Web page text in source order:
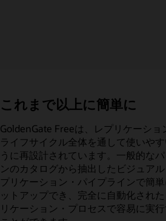
これまで以上に簡単に
GoldenGate Freeは、レプリケーショ
ライフサイクル全体を通して使いやす
うに再設計されています。一般的な
ンのカタログから抽出したビジュア
プリケーション・パイプラインで簡
ットアップでき、完全に自動化された
リケーション・プロセスで容易に実